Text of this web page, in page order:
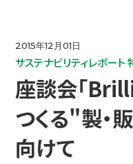
コミュニケーショ
ニュース
2015年12月01日
サステナビリティレポート
座談会「
つくる"製・
向けて